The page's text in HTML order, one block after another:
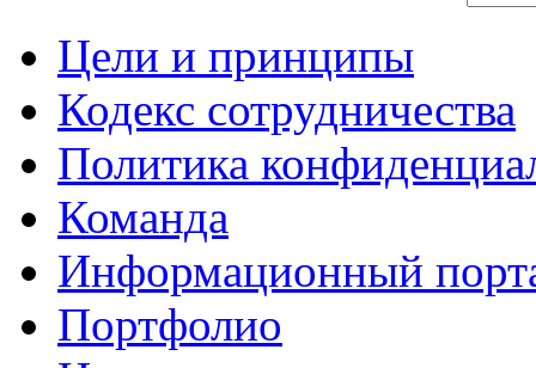
Цели и принципы
Кодекс сотрудничества
Политика
Команда
Информационный
Портфолио